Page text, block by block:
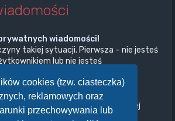
cookies (tzw. ciasteczka)
reklamowych oraz
przechowywania lub
wiadomości!
takiej sytuacji. Pierwsza – nie jesteś
lub nie jesteś
prywatnych wiadomości na całej
witryny uniemożliwił ci
wiadomości. Aby uzyskać więcej
się z administratorem witryny.